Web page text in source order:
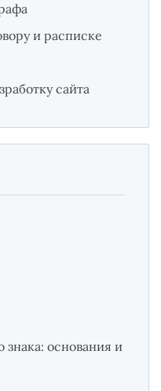
и расписке
сайта
знака: основания и